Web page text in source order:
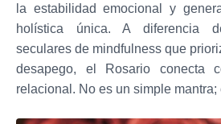
la estabilidad emocional y
holística única. A diferencia
seculares de mindfulness que
desapego, el Rosario conecta
relacional. No es un simple mantra;